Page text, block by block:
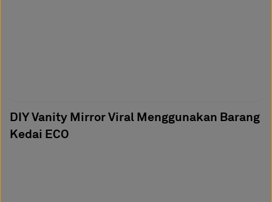
DIY Vanity Mirror Viral Menggunakan Barang
Kedai ECO